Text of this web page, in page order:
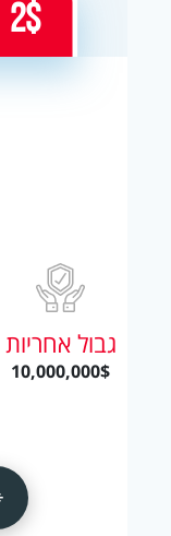
גבול אחריות
10,000,000$
2$